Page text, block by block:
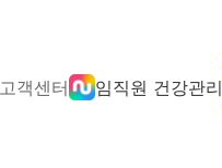
고객센터 임직원 건강관리